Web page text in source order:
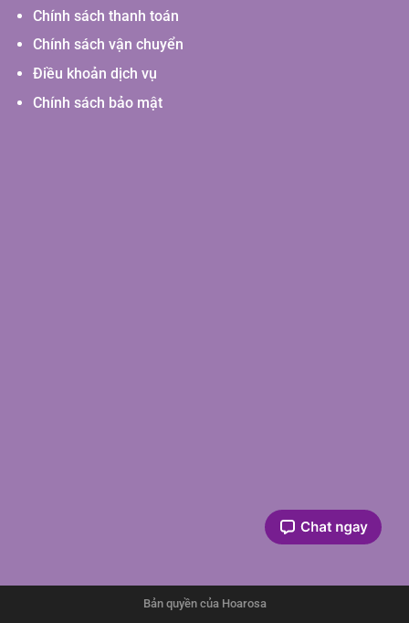
Chính sách thanh toán
Chính sách vận chuyển
Điều khoản dịch vụ
Chính sách bảo mật
Bản quyền của Hoarosa